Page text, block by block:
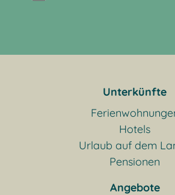
Unterkünfte
Hotels
Urlaub auf dem
Pensionen
Angebote